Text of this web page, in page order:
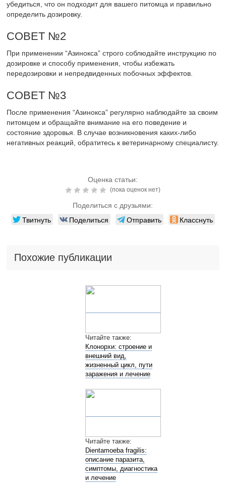
убедиться, что он подходит для вашего питомца и правильно
определить дозировку.
СОВЕТ №2
При применении “Азинокса” строго соблюдайте инструкцию по
дозировке и способу применения, чтобы избежать
передозировки и непредвиденных побочных эффектов.
СОВЕТ №3
После применения “Азинокса” регулярно наблюдайте за своим
питомцем и обращайте внимание на его поведение и
состояние здоровья. В случае возникновения каких-либо
негативных реакций, обратитесь к ветеринарному специалисту.
Оценка статьи:
(пока оценок нет)
Поделиться с друзьями:
Твитнуть Поделиться Отправить Класснуть
Похожие публикации
Читайте также:
Клонорхи: строение и
внешний вид,
жизненный цикл, пути
заражения и лечение
Читайте также:
Dientamoeba fragilis:
описание паразита,
симптомы, диагностика
и лечение